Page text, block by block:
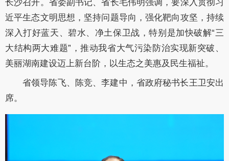
长沙召开。省委副书记、省长毛伟明强调，要深入贯彻习
近平生态文明思想， 坚持问题导向，强化靶向攻坚，持续
深入打好蓝天、碧水、净土保卫战，特别是加快破解“三
大结构两大难题”，推动我省大气污染防治实现新突破、
美丽湖南建设迈上新台阶，以生态之美惠及民生福祉。
省领导陈飞、陈竞、李建中 ，省政府秘书长王卫安出
席。